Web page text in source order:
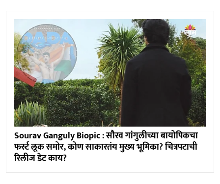
Sourav Ganguly Biopic : सौरव गांगुलीच्या बायोपिकचा
फर्स्ट लूक समोर, कोण साकारतंय मुख्य भूमिका? चित्रपटाची
रिलीज डेट काय?